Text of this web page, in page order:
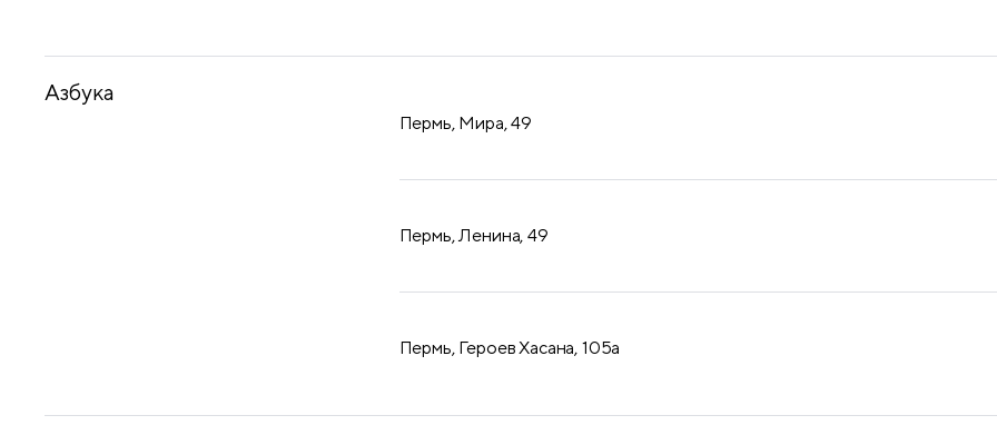
Азбука
Пермь, Мира, 49
Пермь, Ленина, 49
Пермь, Героев Хасана, 105а